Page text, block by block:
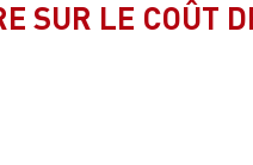
SUR LE COÛT